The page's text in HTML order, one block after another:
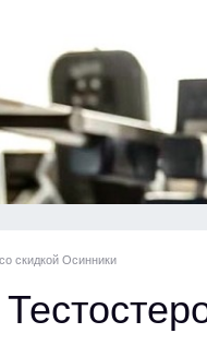
скидкой Осинники